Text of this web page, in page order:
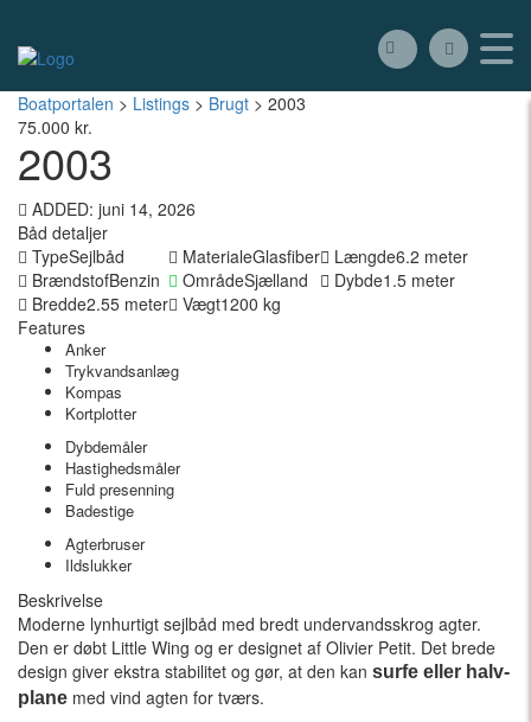
Boatportalen > Listings > Brugt > 2003
75.000 kr.
2003
ADDED: juni 14, 2026
Båd detaljer
TypeSejlbåd MaterialeGlasfiber Længde6.2 meter
BrændstofBenzin OmrådeSjælland Dybde1.5 meter
Bredde2.55 meter Vægt1200 kg
Features
Anker
Trykvandsanlæg
Kompas
Kortplotter
Dybdemåler
Hastighedsmåler
Fuld presenning
Badestige
Agterbruser
Ildslukker
Beskrivelse
Moderne lynhurtigt sejlbåd med bredt undervandsskrog agter.
Den er døbt Little Wing og er designet af Olivier Petit. Det brede
design giver ekstra stabilitet og gør, at den kan surfe eller halv-
plane med vind agten for tværs.